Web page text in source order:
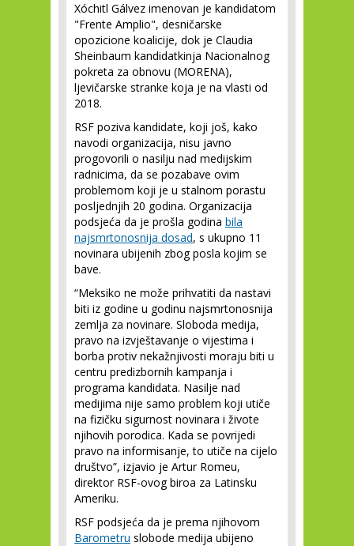
Xóchitl Gálvez imenovan je kandidatom
"Frente Amplio", desničarske
opozicione koalicije, dok je Claudia
Sheinbaum kandidatkinja Nacionalnog
pokreta za obnovu (MORENA),
ljevičarske stranke koja je na vlasti od
2018.
RSF poziva kandidate, koji još, kako
navodi organizacija, nisu javno
progovorili o nasilju nad medijskim
radnicima, da se pozabave ovim
problemom koji je u stalnom porastu
posljednjih 20 godina. Organizacija
podsjeća da je prošla godina bila
najsmrtonosnija dosad, s ukupno 11
novinara ubijenih zbog posla kojim se
bave.
“Meksiko ne može prihvatiti da nastavi
biti iz godine u godinu najsmrtonosnija
zemlja za novinare. Sloboda medija,
pravo na izvještavanje o vijestima i
borba protiv nekažnjivosti moraju biti u
centru predizbornih kampanja i
programa kandidata. Nasilje nad
medijima nije samo problem koji utiče
na fizičku sigurnost novinara i živote
njihovih porodica. Kada se povrijedi
pravo na informisanje, to utiče na cijelo
društvo”, izjavio je Artur Romeu,
direktor RSF-ovog biroa za Latinsku
Ameriku.
RSF podsjeća da je prema njihovom
Barometru slobode medija ubijeno